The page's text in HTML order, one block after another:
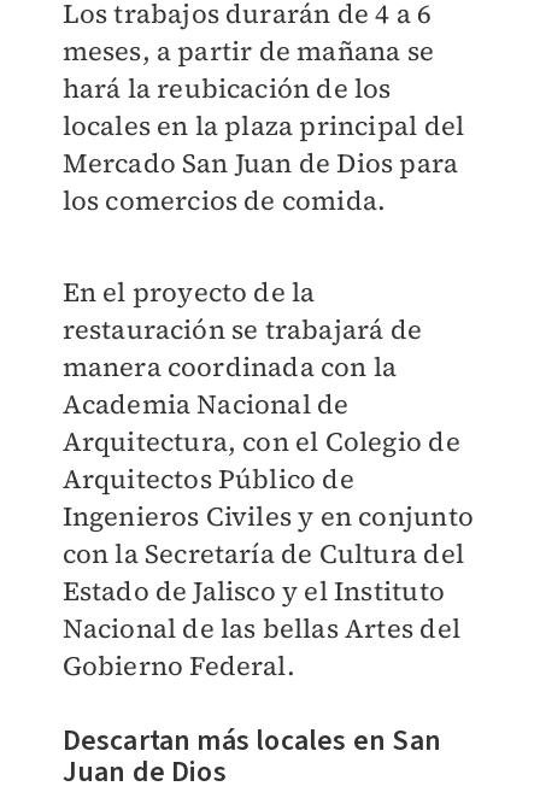
Los trabajos durarán de 4 a 6
meses, a partir de mañana se
hará la reubicación de los
locales en la plaza principal del
Mercado San Juan de Dios para
los comercios de comida.
En el proyecto de la
restauración se trabajará de
manera coordinada con la
Academia Nacional de
Arquitectura, con el Colegio de
Arquitectos Público de
Ingenieros Civiles y en conjunto
con la Secretaría de Cultura del
Estado de Jalisco y el Instituto
Nacional de las bellas Artes del
Gobierno Federal.
Descartan más locales en San
Juan de Dios